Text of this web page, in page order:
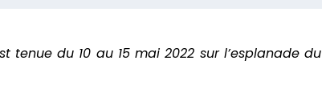
tenue du 10 au 15 mai 2022 sur l’esplanade du